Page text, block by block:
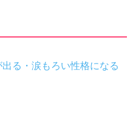
る・涙もろい性格になる